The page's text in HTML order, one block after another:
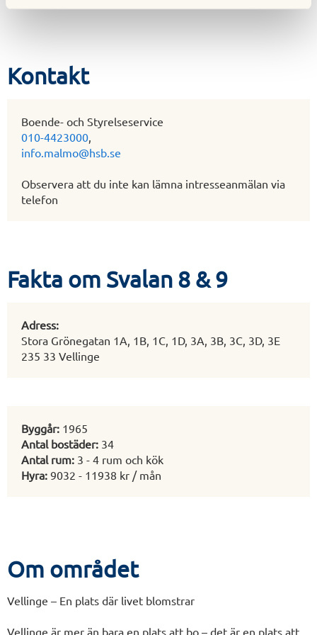
Kontakt
Boende- och Styrelseservice
010-4423000
info.malmo@hsb.se
Observera att du inte kan lämna intresseanmälan via
telefon
Fakta om Svalan 8 & 9
Adress:
Stora Grönegatan 1A, 1B, 1C, 1D, 3A, 3B, 3C, 3D, 3E
235 33 Vellinge
Byggår: 1965
Antal bostäder: 34
Antal rum: 3 - 4 rum och kök
Hyra: 9032 - 11938 kr / mån
Om området
Vellinge – En plats där livet blomstrar
Vellinge är mer än bara en plats att bo – det är en plats att